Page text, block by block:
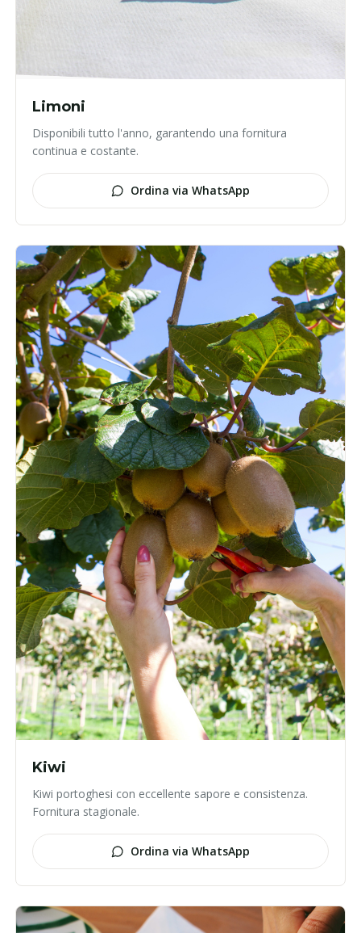
Limoni
Disponibili tutto l'anno, garantendo una fornitura
continua e costante.
Ordina via WhatsApp
Kiwi
Kiwi portoghesi con eccellente sapore e consistenza.
Fornitura stagionale.
Ordina via WhatsApp